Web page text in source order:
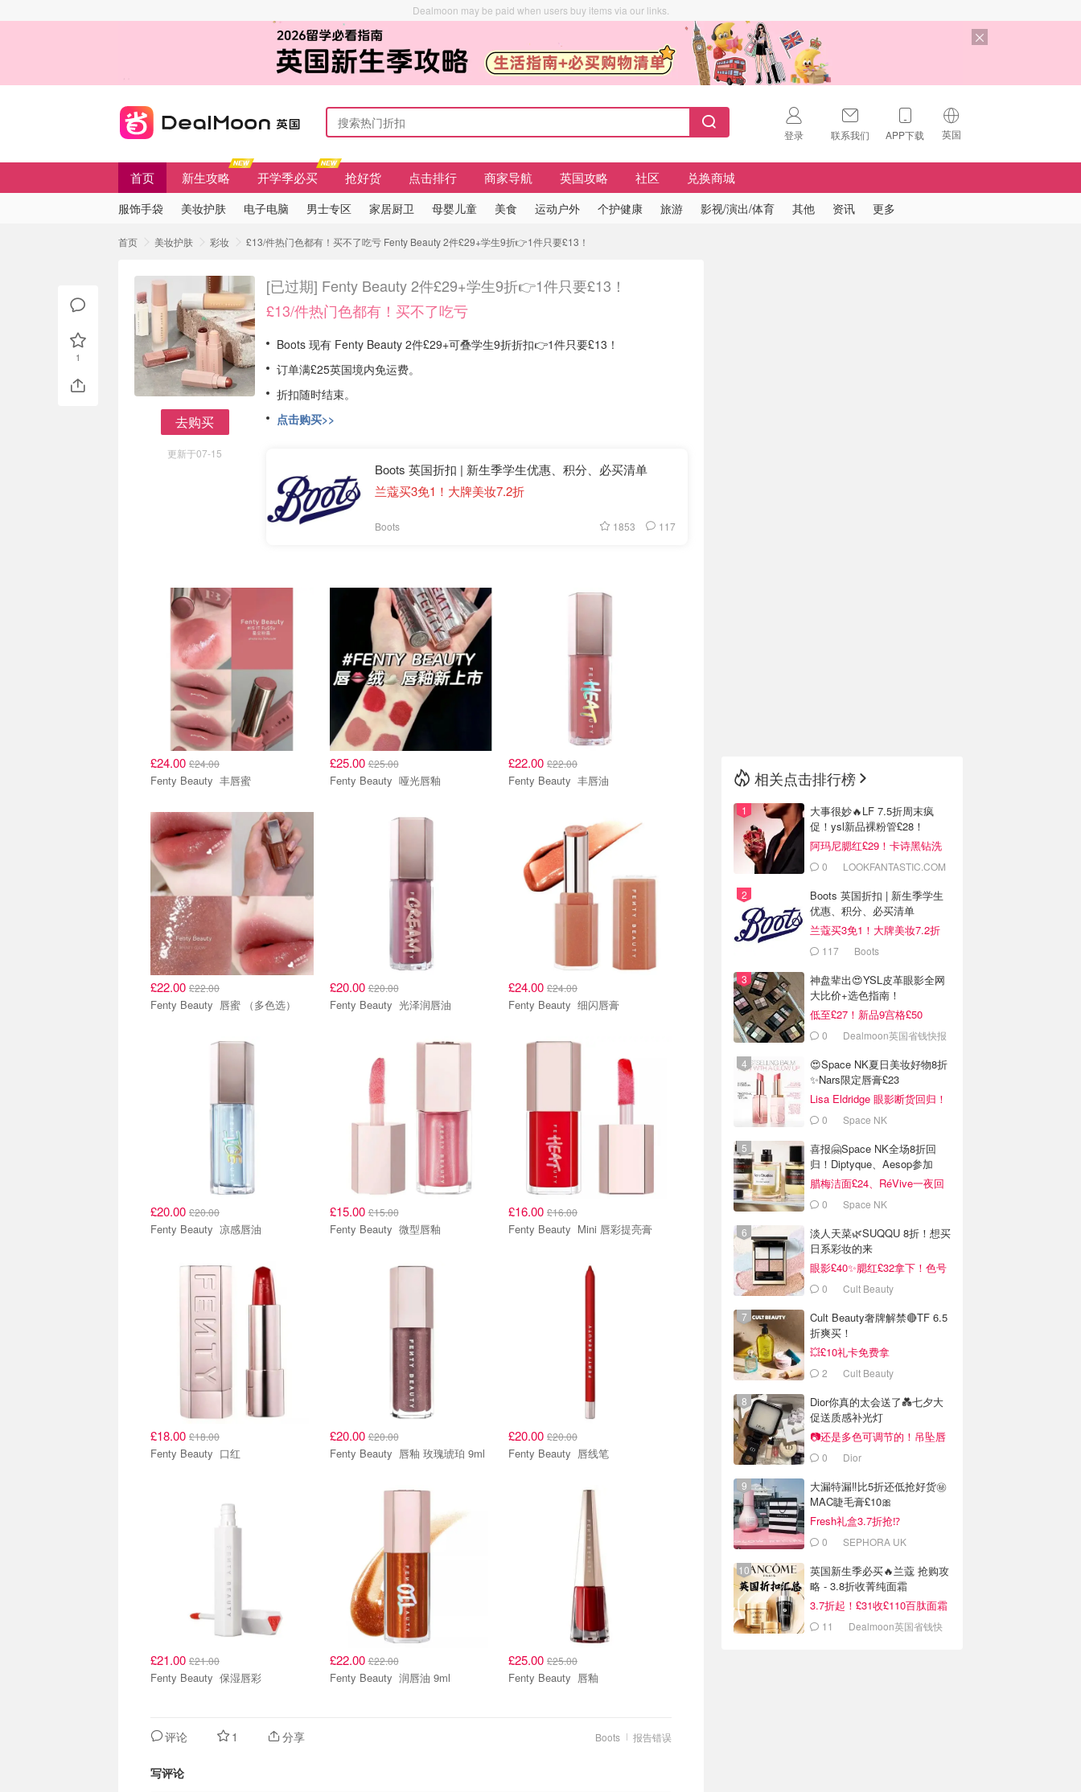
Dealmoon may be paid when users buy items via our links.
登录 联系我们 APP下载 英国
🇺🇸
🇨🇳
中国
首页 新生攻略 开学季必买 抢好货 点击排行 商家导航 英国攻略 社区 兑换商城
服饰手袋 美妆护肤 电子电脑 男士专区 家居厨卫 母婴儿童 美食 运动户外 个护健康 旅游 影视/演出/体育 其他 资讯 更多
首页 美妆护肤 彩妆 £13/件热门色都有！买不了吃亏 Fenty Beauty 2件£29+学生9折👉1件只要£13！
去购买
更新于07-15
[已过期] Fenty Beauty 2件£29+学生9折👉1件只要£13！
£13/件热门色都有！买不了吃亏
Boots 现有 Fenty Beauty 2件£29+可叠学生9折折扣👉1件只要£13！
订单满£25英国境内免运费。
折扣随时结束。
点击购买>>
Boots 英国折扣 | 新生季学生优惠、积分、必买清单
兰蔻买3免1！大牌美妆7.2折
Boots 1853 117
£24.00 £24.00
Fenty Beauty 丰唇蜜
£25.00£25.00
Fenty Beauty 哑光唇釉
£22.00 £22.00
Fenty Beauty 丰唇油
£22.00 £22.00
Fenty Beauty 唇蜜 （多色选）
£20.00£20.00
Fenty Beauty 光泽润唇油
£24.00 £24.00
Fenty Beauty 细闪唇膏
£20.00 £20.00
Fenty Beauty 凉感唇油
£15.00£15.00
Fenty Beauty 微型唇釉
£16.00 £16.00
Fenty Beauty Mini 唇彩提亮膏
£18.00 £18.00
Fenty Beauty 口红
£20.00£20.00
Fenty Beauty 唇釉 玫瑰琥珀 9ml
£20.00 £20.00
Fenty Beauty 唇线笔
£21.00 £21.00
Fenty Beauty 保湿唇彩
£22.00£22.00
Fenty Beauty 润唇油 9ml
£25.00 £25.00
Fenty Beauty 唇釉
报告错误
Boots
评论 1 分享
写评论
1
相关点击排行榜
大事很妙🔥LF 7.5折周末疯
促！ysl新品裸粉管£28！
阿玛尼腮红£29！卡诗黑钻洗
发水£25！
0 LOOKFANTASTIC.COM
Boots 英国折扣 | 新生季学生
优惠、积分、必买清单
兰蔻买3免1！大牌美妆7.2折
117 Boots
神盘辈出😍YSL皮革眼影全网
大比价+选色指南！
低至£27！新品9宫格£50
0 Dealmoon英国省钱快报
😍Space NK夏日美妆好物8折
✨Nars限定唇膏£23
Lisa Eldridge 眼影断货回归！
£40抢！
0 Space NK
喜报🤗Space NK全场8折回
归！Diptyque、Aesop参加
腊梅洁面£24、RéVive一夜回
春油有货
0 Space NK
淡人天菜🌿SUQQU 8折！想买
日系彩妆的来
眼影£40✨腮红£32拿下！色号
超全！
0 Cult Beauty
Cult Beauty奢牌解禁🔴TF 6.5
折爽买！
💥£10礼卡免费拿
2 Cult Beauty
Dior你真的太会送了💑七夕大
促送质感补光灯
📷还是多色可调节的！吊坠唇
蜜£33
0 Dior
大漏特漏‼️比5折还低抢好货㊙️
MAC睫毛膏£10🎀
Fresh礼盒3.7折抢⁉️
0 SEPHORA UK
英国新生季必买🔥兰蔻 抢购攻
略 - 3.8折收菁纯面霜
3.7折起！£31收£110百肽面霜
套装
11
Dealmoon英国省钱快